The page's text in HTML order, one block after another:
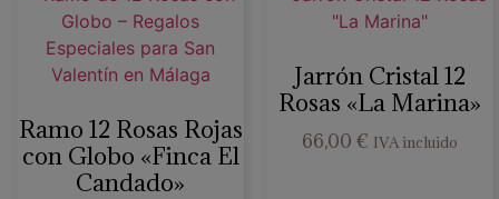
Ramo 12 Rosas Rojas
con Globo «Finca El
Candado»
Jarrón Cristal 12
Rosas «La Marina»
66,00 € IVA incluido